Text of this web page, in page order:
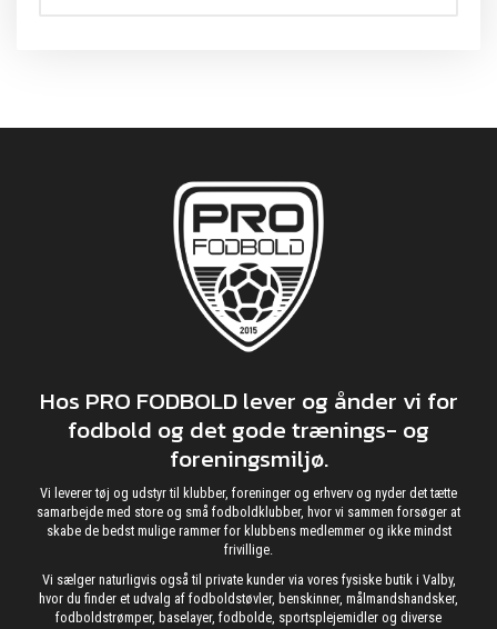
Hos PRO FODBOLD lever og ånder vi for
fodbold og det gode trænings- og
foreningsmiljø.
Vi leverer tøj og udstyr til klubber, foreninger og erhverv og nyder det tætte
samarbejde med store og små fodboldklubber, hvor vi sammen forsøger at
skabe de bedst mulige rammer for klubbens medlemmer og ikke mindst
frivillige.
Vi sælger naturligvis også til private kunder via vores fysiske butik i Valby,
hvor du finder et udvalg af fodboldstøvler, benskinner, målmandshandsker,
fodboldstrømper, baselayer, fodbolde, sportsplejemidler og diverse